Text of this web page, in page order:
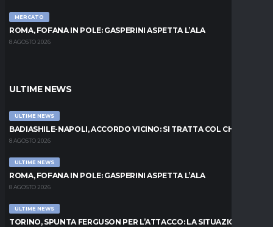
MERCATO
ROMA, FOFANA IN POLE: GASPERINI ASPETTA L’ALA
8 AGOSTO 2026
ULTIME NEWS
ULTIME NEWS
BADIASHILE-NAPOLI, ACCORDO VICINO: SI TRATTA COL CHELSEA
8 AGOSTO 2026
ULTIME NEWS
ROMA, FOFANA IN POLE: GASPERINI ASPETTA L’ALA
8 AGOSTO 2026
ULTIME NEWS
TORINO, SPUNTA FERGUSON PER L’ATTACCO: LA SITUAZIONE